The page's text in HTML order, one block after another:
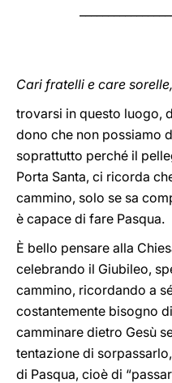
Cari fratelli e care sorelle,
trovarsi in questo luogo,
dono che non possiamo
soprattutto perché il
Porta Santa, ci ricorda
cammino, solo se sa
è capace di fare Pasqua.
È bello pensare alla
celebrando il Giubileo,
cammino, ricordando a
costantemente bisogno
camminare dietro Gesù
tentazione di
di Pasqua, cioè di